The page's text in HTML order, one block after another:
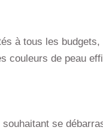
à tous les
de peau
se